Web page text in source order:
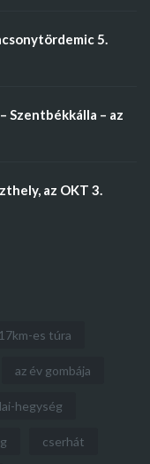
5.
Szentbékkálla – az
az OKT 3.
17km-es túra
az év gombája
hegység
cserhát